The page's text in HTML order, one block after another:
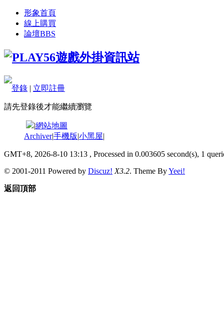
形象首頁
線上購買
論壇BBS
登錄 | 立即註冊
請先登錄後才能繼續瀏覽
|網站地圖
Archiver|手機版|小黑屋|
GMT+8, 2026-8-10 13:13 , Processed in 0.003605 second(s), 1
© 2001-2011 Powered by Discuz! X3.2. Theme ByYeei!
返回頂部